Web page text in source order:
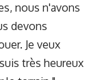
nous n'avons
devons
Je veux
très heureux